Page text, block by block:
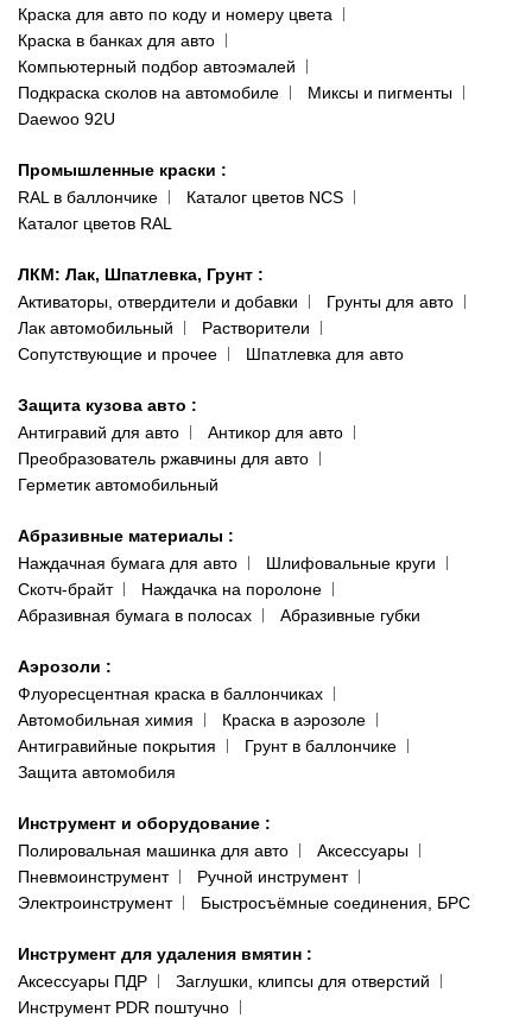
(ориентир: Интайм №40)
Одесса
пр-т Акад. Глушко, 29
066 554-97-70
Сотрудничество
Наши публикации
Публичная оферта
Политика конфиденциальности
Краска для авто по коду и номеру цвета
Краска в банках для авто
Компьютерный подбор автоэмалей
Подкраска сколов на автомобиле
Миксы и пигменты
Daewoo 92U
Промышленные краски :
RAL в баллончике
Каталог цветов NCS
Каталог цветов RAL
ЛКМ: Лак, Шпатлевка, Грунт :
Активаторы, отвердители и добавки
Грунты для авто
Лак автомобильный
Растворители
Сопутствующие и прочее
Шпатлевка для авто
Защита кузова авто :
Антигравий для авто
Антикор для авто
Преобразователь ржавчины для авто
Герметик автомобильный
Абразивные материалы :
Наждачная бумага для авто
Шлифовальные круги
Скотч-брайт
Наждачка на поролоне
Абразивная бумага в полосах
Абразивные губки
Аэрозоли :
Флуоресцентная краска в баллончиках
Автомобильная химия
Краска в аэрозоле
Антигравийные покрытия
Грунт в баллончике
Защита автомобиля
Инструмент и оборудование :
Полировальная машинка для авто
Аксессуары
Пневмоинструмент
Ручной инструмент
Электроинструмент
Быстросъёмные соединения, БРС
Инструмент для удаления вмятин :
Аксессуары ПДР
Заглушки, клипсы для отверстий
Инструмент PDR поштучно